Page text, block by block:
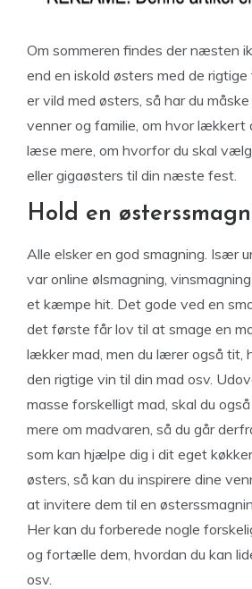
Om sommeren findes der næsten
end en iskold østers med de
er vild med østers, så har du
venner og familie, om hvor lækkert
læse mere, om hvorfor du skal
eller gigaøsters til din næste fest.
Hold en
Alle elsker en god smagning. Især
var online ølsmagning,
et kæmpe hit. Det gode ved en
det første får lov til at smage en
lækker mad, men du lærer også tit,
den rigtige vin til din mad osv.
masse forskelligt mad, skal du
mere om madvaren, så du går
som kan hjælpe dig i dit eget
østers, så kan du inspirere dine
at invitere dem til en
Her kan du forberede nogle
og fortælle dem, hvordan du kan
osv.